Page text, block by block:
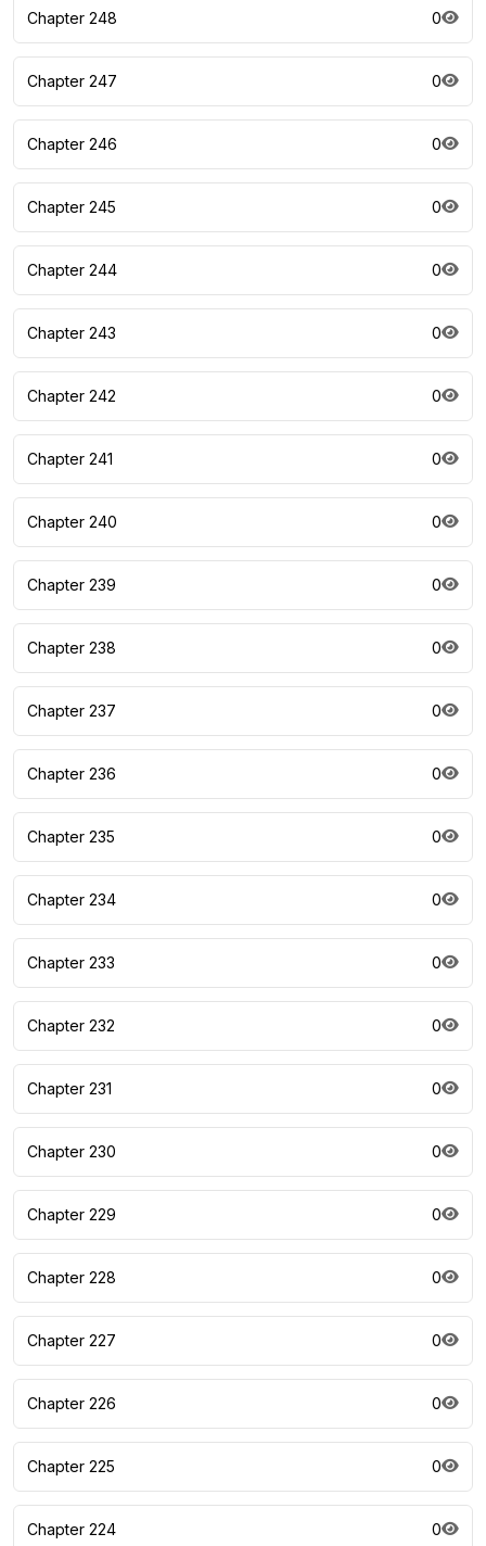
Chapter 248 0
Chapter 247 0
Chapter 246 0
Chapter 245 0
Chapter 244 0
Chapter 243 0
Chapter 242 0
Chapter 241 0
Chapter 240 0
Chapter 239 0
Chapter 238 0
Chapter 237 0
Chapter 236 0
Chapter 235 0
Chapter 234 0
Chapter 233 0
Chapter 232 0
Chapter 231 0
Chapter 230 0
Chapter 229 0
Chapter 228 0
Chapter 227 0
Chapter 226 0
Chapter 225 0
Chapter 224 0